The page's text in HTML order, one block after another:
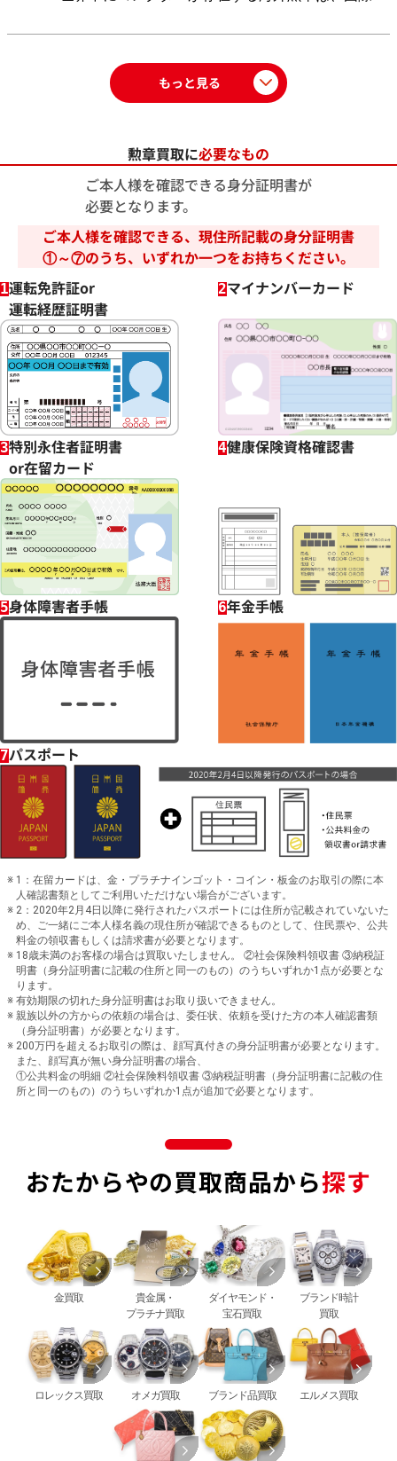
導き出せるメリットがございます。多言語の刻印
もっと見る
勲章買取に必要なもの
ご本人様を確認できる身分証明書が
必要となります。
ご本人様を確認できる、現住所記載の身分証明書
①～⑦のうち、いずれか一つをお持ちください。
1運転免許証or
運転経歴証明書
2マイナンバーカード
3特別永住者証明書
or在留カード
4健康保険資格確認書
5身体障害者手帳 6年金手帳
7パスポート
1：在留カードは、金・プラチナインゴット・コイン・板金のお取引の際に本
人確認書類としてご利用いただけない場合がございます。
2：2020年2月4日以降に発行されたパスポートには住所が記載されていないた
め、ご一緒にご本人様名義の現住所が確認できるものとして、住民票や、公共
料金の領収書もしくは請求書が必要となります。
18歳未満のお客様の場合は買取いたしません。 ②社会保険料領収書 ③納税証
明書（身分証明書に記載の住所と同一のもの）のうちいずれか1点が必要とな
ります。
有効期限の切れた身分証明書はお取り扱いできません。
親族以外の方からの依頼の場合は、委任状、依頼を受けた方の本人確認書類
（身分証明書）が必要となります。
200万円を超えるお取引の際は、顔写真付きの身分証明書が必要となります。
また、顔写真が無い身分証明書の場合、
①公共料金の明細 ②社会保険料領収書 ③納税証明書（身分証明書に記載の住
所と同一のもの）のうちいずれか1点が追加で必要となります。
おたからやの買取商品から探す
金買取
貴金属・
プラチナ買取
ダイヤモンド・
宝石買取
ブランド時計
買取
ロレックス買取 オメガ買取 ブランド品買取 エルメス買取